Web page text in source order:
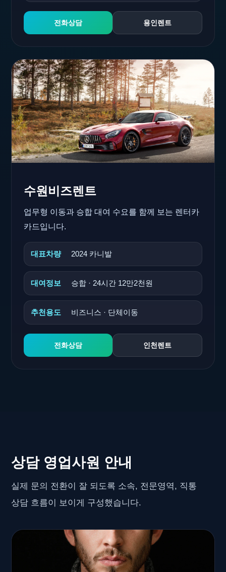
전화상담 용인렌트
수원비즈렌트
업무형 이동과 승합 대여 수요를 함께 보는 렌터카
카드입니다.
대표차량 2024 카니발
대여정보 승합 · 24시간 12만2천원
추천용도 비즈니스 · 단체이동
전화상담 인천렌트
상담 영업사원 안내
실제 문의 전환이 잘 되도록 소속, 전문영역, 직통
상담 흐름이 보이게 구성했습니다.